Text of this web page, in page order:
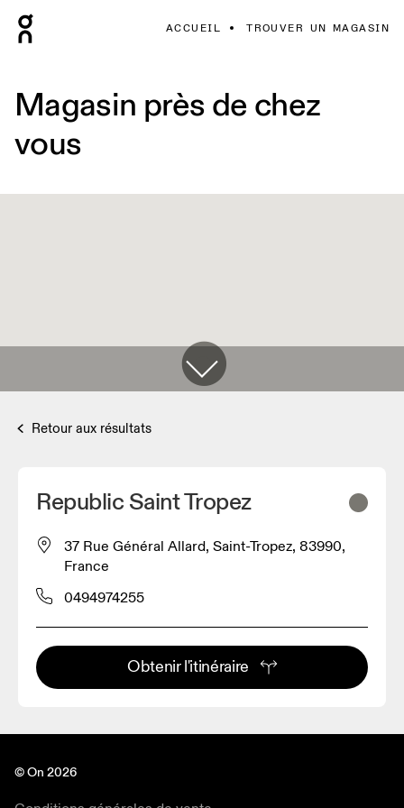
ACCUEIL TROUVER UN MAGASIN
Magasin près de chez
vous
Retour aux résultats
Republic Saint Tropez
37 Rue Général Allard, Saint-Tropez, 83990,
France
0494974255
Obtenir l'itinéraire
© On 2026